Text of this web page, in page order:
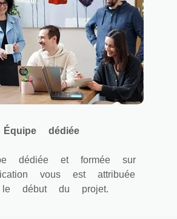
Équipe dédiée
dédiée et formée sur
vous est attribuée
début du projet.